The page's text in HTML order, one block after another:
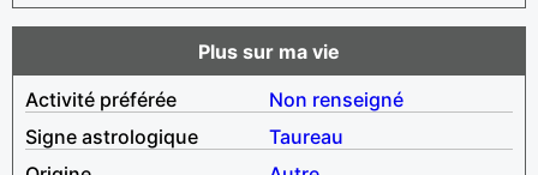
Plus sur ma vie
Activité préférée
Non renseigné
Signe astrologique
Taureau